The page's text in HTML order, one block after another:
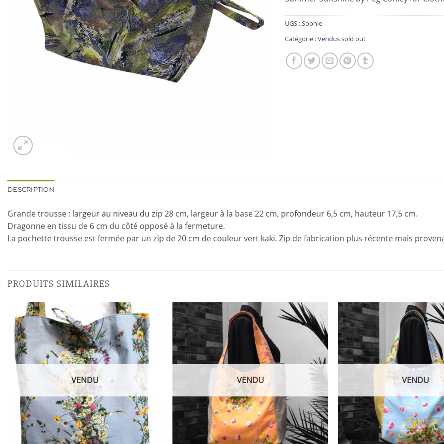
UGS :Sophie
Catégorie :Vendus sold out
DESCRIPTION
Grande trousse : largeur au niveau du zip 28 cm, largeur à la base 22 cm, profondeur 6,5 cm, hauteur 17,5 cm.
Dragonne en tissu de 6 cm du côté opposé à la fermeture.
La pochette trousse est fermée par un zip de 20 cm de couleur vert kaki. Zip de fabrication plus récente mais
PRODUITS SIMILAIRES
VENDU VENDU VENDU